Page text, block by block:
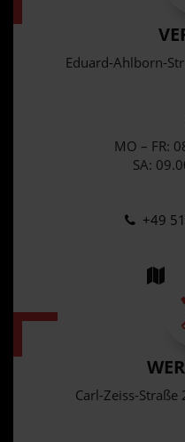
Eduard-Ahlborn-
MO – FR:
SA:
+49
Carl-Zeiss-